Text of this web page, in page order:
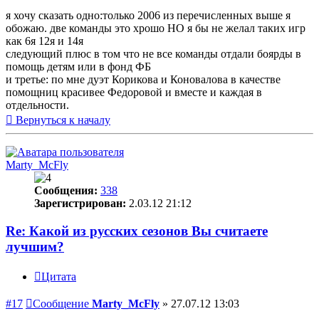
я хочу сказать одно:только 2006 из перечисленных выше я
обожаю. две команды это хрошо НО я бы не желал таких игр
как 6я 12я и 14я
следующий плюс в том что не все команды отдали боярды в
помощь детям или в фонд ФБ
и третье: по мне дуэт Корикова и Коновалова в качестве
помощниц красивее Федоровой и вместе и каждая в
отдельности.
Вернуться к началу
Marty_McFly
Сообщения: 338
Зарегистрирован: 2.03.12 21:12
Re: Какой из русских сезонов Вы считаете
лучшим?
Цитата
#17 Сообщение Marty_McFly » 27.07.12 13:03